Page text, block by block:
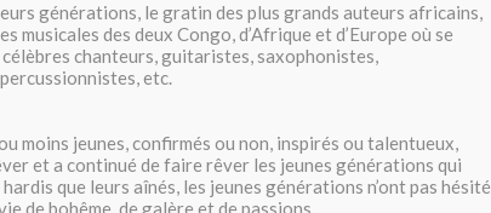
générations, le gratin des plus grands auteurs africains,
musicales des deux Congo, d’Afrique et d’Europe où se
chanteurs, guitaristes, saxophonistes,
etc.
moins jeunes, confirmés ou non, inspirés ou talentueux,
et a continué de faire rêver les jeunes générations qui
que leurs aînés, les jeunes générations n’ont pas hésité
de bohême, de galère et de passions.